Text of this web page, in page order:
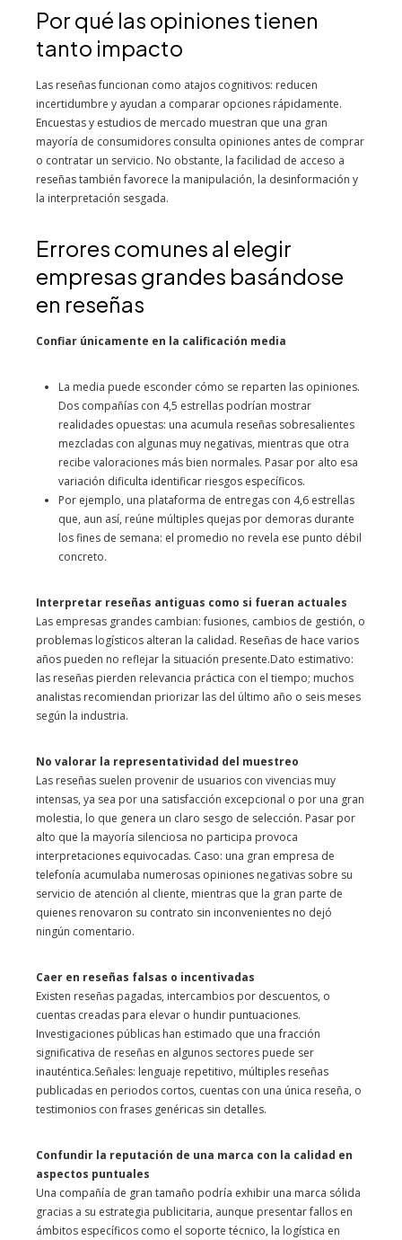
Por qué las opiniones tienen
tanto impacto
Las reseñas funcionan como atajos cognitivos: reducen
incertidumbre y ayudan a comparar opciones rápidamente.
Encuestas y estudios de mercado muestran que una gran
mayoría de consumidores consulta opiniones antes de comprar
o contratar un servicio. No obstante, la facilidad de acceso a
reseñas también favorece la manipulación, la desinformación y
la interpretación sesgada.
Errores comunes al elegir
empresas grandes basándose
en reseñas
Confiar únicamente en la calificación media
La media puede esconder cómo se reparten las opiniones.
Dos compañías con 4,5 estrellas podrían mostrar
realidades opuestas: una acumula reseñas sobresalientes
mezcladas con algunas muy negativas, mientras que otra
recibe valoraciones más bien normales. Pasar por alto esa
variación dificulta identificar riesgos específicos.
Por ejemplo, una plataforma de entregas con 4,6 estrellas
que, aun así, reúne múltiples quejas por demoras durante
los fines de semana: el promedio no revela ese punto débil
concreto.
Interpretar reseñas antiguas como si fueran actuales
Las empresas grandes cambian: fusiones, cambios de gestión, o
problemas logísticos alteran la calidad. Reseñas de hace varios
años pueden no reflejar la situación presente.Dato estimativo:
las reseñas pierden relevancia práctica con el tiempo; muchos
analistas recomiendan priorizar las del último año o seis meses
según la industria.
No valorar la representatividad del muestreo
Las reseñas suelen provenir de usuarios con vivencias muy
intensas, ya sea por una satisfacción excepcional o por una gran
molestia, lo que genera un claro sesgo de selección. Pasar por
alto que la mayoría silenciosa no participa provoca
interpretaciones equivocadas. Caso: una gran empresa de
telefonía acumulaba numerosas opiniones negativas sobre su
servicio de atención al cliente, mientras que la gran parte de
quienes renovaron su contrato sin inconvenientes no dejó
ningún comentario.
Caer en reseñas falsas o incentivadas
Existen reseñas pagadas, intercambios por descuentos, o
cuentas creadas para elevar o hundir puntuaciones.
Investigaciones públicas han estimado que una fracción
significativa de reseñas en algunos sectores puede ser
inauténtica.Señales: lenguaje repetitivo, múltiples reseñas
publicadas en periodos cortos, cuentas con una única reseña, o
testimonios con frases genéricas sin detalles.
Confundir la reputación de una marca con la calidad en
aspectos puntuales
Una compañía de gran tamaño podría exhibir una marca sólida
gracias a su estrategia publicitaria, aunque presentar fallos en
ámbitos específicos como el soporte técnico, la logística en